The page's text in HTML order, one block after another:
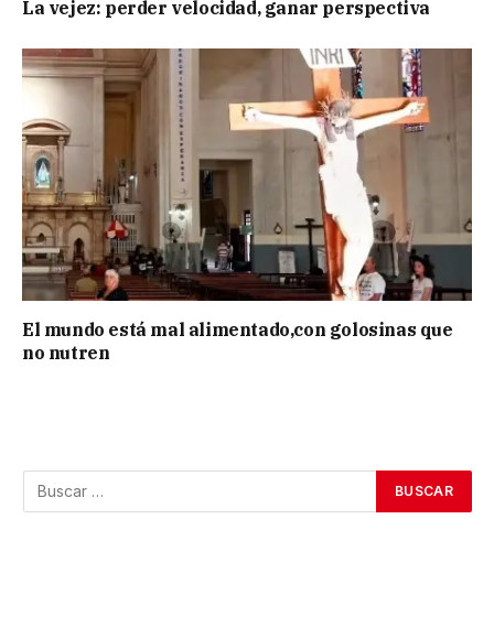
La vejez: perder velocidad, ganar perspectiva
El mundo está mal alimentado,con golosinas que
no nutren